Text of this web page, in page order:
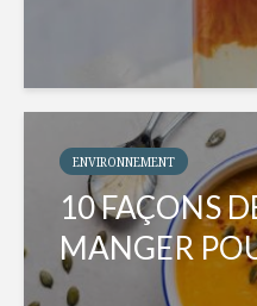
ENVIRONNEMENT
10 FAÇONS
MANGER